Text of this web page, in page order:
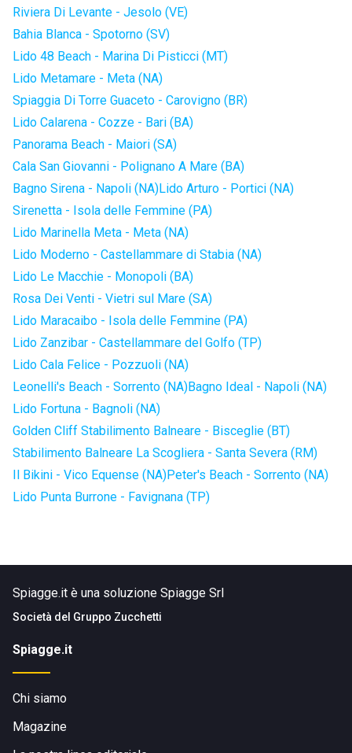
Riviera Di Levante - Jesolo (VE)
Bahia Blanca - Spotorno (SV)
Lido 48 Beach - Marina Di Pisticci (MT)
Lido Metamare - Meta (NA)
Spiaggia Di Torre Guaceto - Carovigno (BR)
Lido Calarena - Cozze - Bari (BA)
Panorama Beach - Maiori (SA)
Cala San Giovanni - Polignano A Mare (BA)
Bagno Sirena - Napoli (NA)Lido Arturo - Portici (NA)
Sirenetta - Isola delle Femmine (PA)
Lido Marinella Meta - Meta (NA)
Lido Moderno - Castellammare di Stabia (NA)
Lido Le Macchie - Monopoli (BA)
Rosa Dei Venti - Vietri sul Mare (SA)
Lido Maracaibo - Isola delle Femmine (PA)
Lido Zanzibar - Castellammare del Golfo (TP)
Lido Cala Felice - Pozzuoli (NA)
Leonelli's Beach - Sorrento (NA)Bagno Ideal - Napoli (NA)
Lido Fortuna - Bagnoli (NA)
Golden Cliff Stabilimento Balneare - Bisceglie (BT)
Stabilimento Balneare La Scogliera - Santa Severa (RM)
Il Bikini - Vico Equense (NA)Peter's Beach - Sorrento (NA)
Lido Punta Burrone - Favignana (TP)
Spiagge.it è una soluzione Spiagge Srl
Società del Gruppo Zucchetti
Spiagge.it
Chi siamo
Magazine